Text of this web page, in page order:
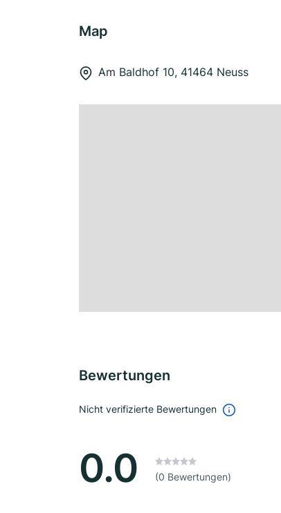
Map
Am Baldhof 10, 41464 Neuss
Bewertungen
Nicht verifizierte Bewertungen
0.0 (0 Bewertungen)